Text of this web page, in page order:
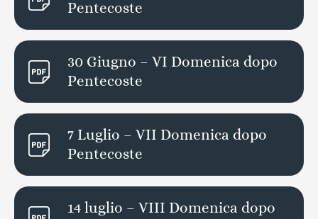
Pentecoste
30 Giugno – VI Domenica dopo
Pentecoste
7 Luglio – VII Domenica dopo
Pentecoste
14 luglio – VIII Domenica dopo